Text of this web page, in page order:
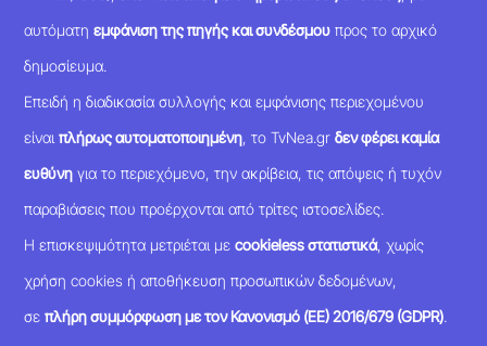
αυτόματηεμφάνιση της πηγής και συνδέσμου προς το αρχικό
δημοσίευμα.
Επειδή η διαδικασία συλλογής και εμφάνισης περιεχομένου
είναιπλήρως αυτοματοποιημένη , το TvNea.grδεν φέρει καμία
ευθύνη για το περιεχόμενο, την ακρίβεια, τις απόψεις ή τυχόν
παραβιάσεις που προέρχονται από τρίτες ιστοσελίδες.
Η επισκεψιμότητα μετριέται μεcookieless στατιστικά, χωρίς
χρήση cookies ή αποθήκευση προσωπικών δεδομένων,
σεπλήρη συμμόρφωση με τον Κανονισμό (ΕΕ) 2016/679 (GDPR).